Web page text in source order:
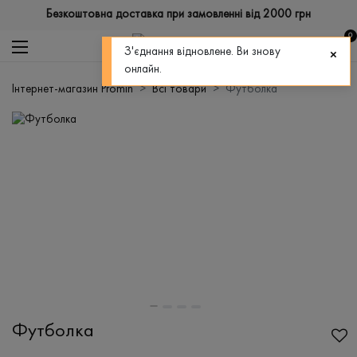
Безкоштовна доставка при замовленні від 2000 грн
0
Інтернет-магазин Promin Всі товари Футболка
Футболка
З'єднання відновлене. Ви знову
онлайн.